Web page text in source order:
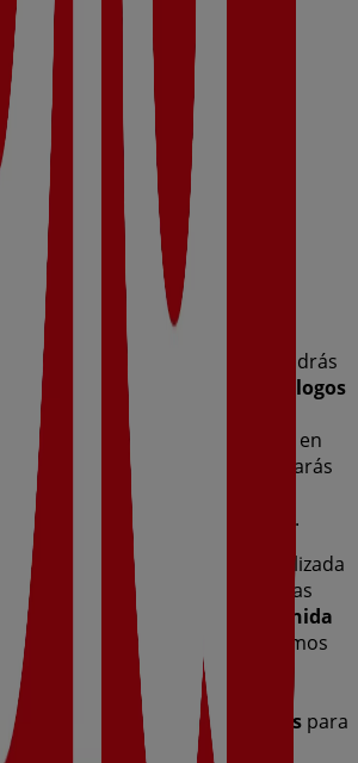
s/n., Toledo
de Hiper-
en Toledo
de
en Tiendeo, donde podrás
ofertas promociones
catálogos
del sector de
Nuestra tienda física está ubicada en
S/N
Toledo
, y en ella encontrarás
productos de calidad que te
todo el
.
toda la información actualizada
horarios de apertura, las ofertas
exacta de la tienda en
Avenida
tendrás acceso a los últimos
donde podrás descubrir las
y aprovechar grandes
de
Hiper-Supermercados para